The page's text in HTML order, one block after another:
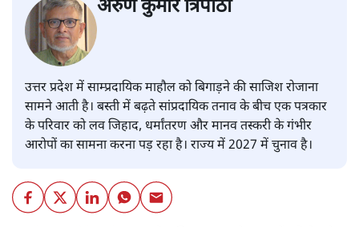
अरुण कुमार त्रिपाठी
उत्तर प्रदेश में साम्प्रदायिक माहौल को बिगाड़ने की साजिश रोजाना
सामने आती है। बस्ती में बढ़ते सांप्रदायिक तनाव के बीच एक पत्रकार
के परिवार को लव जिहाद, धर्मांतरण और मानव तस्करी के गंभीर
आरोपों का सामना करना पड़ रहा है। राज्य में 2027 में चुनाव है।